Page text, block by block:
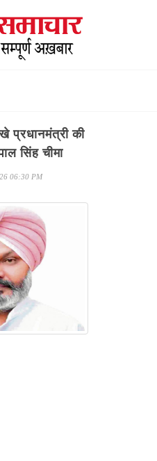
प्रधानमंत्री की
सिंह चीमा
06:30 PM